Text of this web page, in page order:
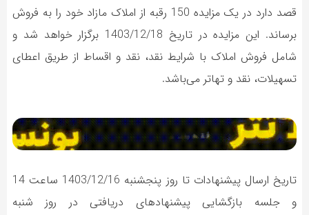
قصد دارد در یک مزایده 150 رقبه از املاک مازاد خود را به فروش
برساند. این مزایده در تاریخ 1403/12/18 برگزار خواهد شد و
شامل فروش املاک با شرایط نقد، نقد و اقساط از طریق اعطای
تسهیلات، نقد و تهاتر می‌باشد.
تاریخ ارسال پیشنهادات تا روز پنجشنبه 1403/12/16 ساعت 14
و جلسه بازگشایی پیشنهادهای دریافتی در روز شنبه